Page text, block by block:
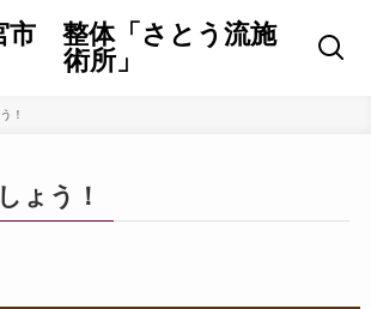
市 整体「さとう流施
術所」
！
ょう！